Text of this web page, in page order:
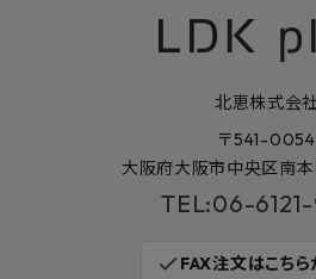
北恵株式会
〒541-0054
大阪府大阪市中央区南
TEL:06-
check FAX注文はこちら